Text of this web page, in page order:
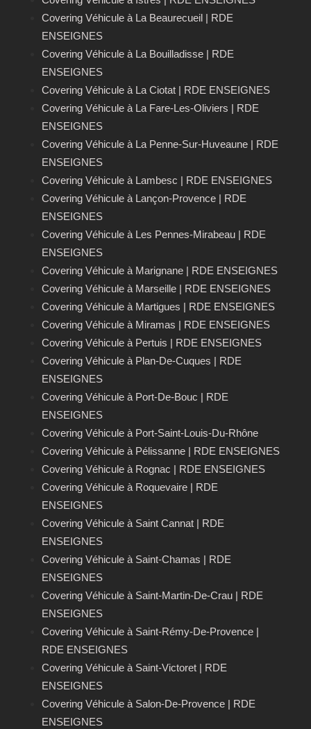
Covering Véhicule à La Beaurecueil | RDE
ENSEIGNES
Covering Véhicule à La Bouilladisse | RDE
ENSEIGNES
Covering Véhicule à La Ciotat | RDE ENSEIGNES
Covering Véhicule à La Fare-Les-Oliviers | RDE
ENSEIGNES
Covering Véhicule à La Penne-Sur-Huveaune | RDE
ENSEIGNES
Covering Véhicule à Lambesc | RDE ENSEIGNES
Covering Véhicule à Lançon-Provence | RDE
ENSEIGNES
Covering Véhicule à Les Pennes-Mirabeau | RDE
ENSEIGNES
Covering Véhicule à Marignane | RDE ENSEIGNES
Covering Véhicule à Marseille | RDE ENSEIGNES
Covering Véhicule à Martigues | RDE ENSEIGNES
Covering Véhicule à Miramas | RDE ENSEIGNES
Covering Véhicule à Pertuis | RDE ENSEIGNES
Covering Véhicule à Plan-De-Cuques | RDE
ENSEIGNES
Covering Véhicule à Port-De-Bouc | RDE
ENSEIGNES
Covering Véhicule à Port-Saint-Louis-Du-Rhône
Covering Véhicule à Pélissanne | RDE ENSEIGNES
Covering Véhicule à Rognac | RDE ENSEIGNES
Covering Véhicule à Roquevaire | RDE
ENSEIGNES
Covering Véhicule à Saint Cannat | RDE
ENSEIGNES
Covering Véhicule à Saint-Chamas | RDE
ENSEIGNES
Covering Véhicule à Saint-Martin-De-Crau | RDE
ENSEIGNES
Covering Véhicule à Saint-Rémy-De-Provence |
RDE ENSEIGNES
Covering Véhicule à Saint-Victoret | RDE
ENSEIGNES
Covering Véhicule à Salon-De-Provence | RDE
ENSEIGNES